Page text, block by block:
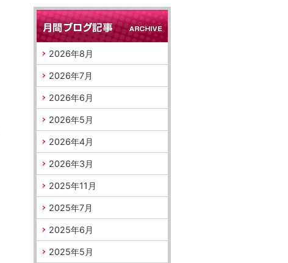
2026年8月
2026年7月
2026年6月
2026年5月
2026年4月
2026年3月
2025年11月
2025年7月
2025年6月
2025年5月